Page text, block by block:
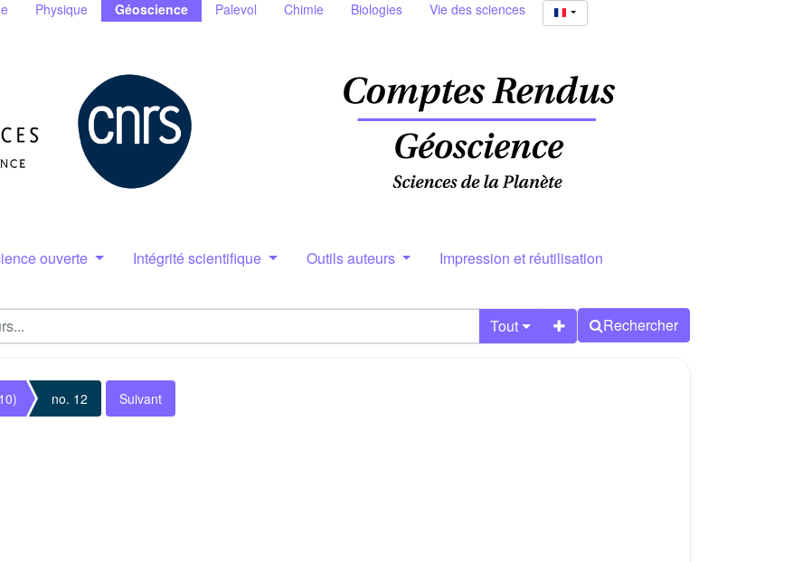
Physique Géoscience Palevol Chimie Biologies Vie des sciences
ouverte Intégrité scientifique Outils auteurs Impression et réutilisation
Tout Rechercher
no. 12 Suivant